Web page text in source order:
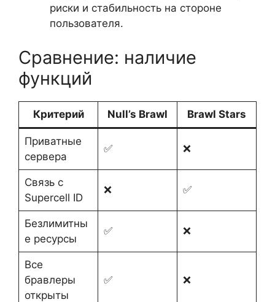
риски и стабильность на стороне
пользователя.
Сравнение: наличие
функций
Критерий Null’s Brawl Brawl Stars
Приватные
сервера
✅ ❌
Связь с
Supercell ID
❌ ✅
Безлимитны
е ресурсы
✅ ❌
Все
бравлеры
открыты
✅ ❌